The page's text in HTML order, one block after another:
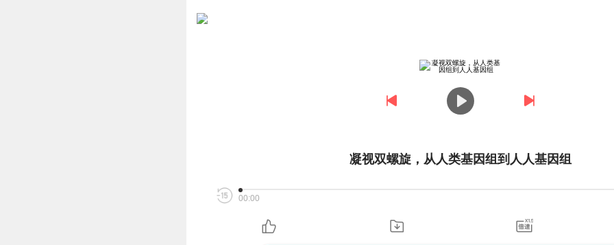
凝视双螺旋，从人类基因组到人人基因组
00:00